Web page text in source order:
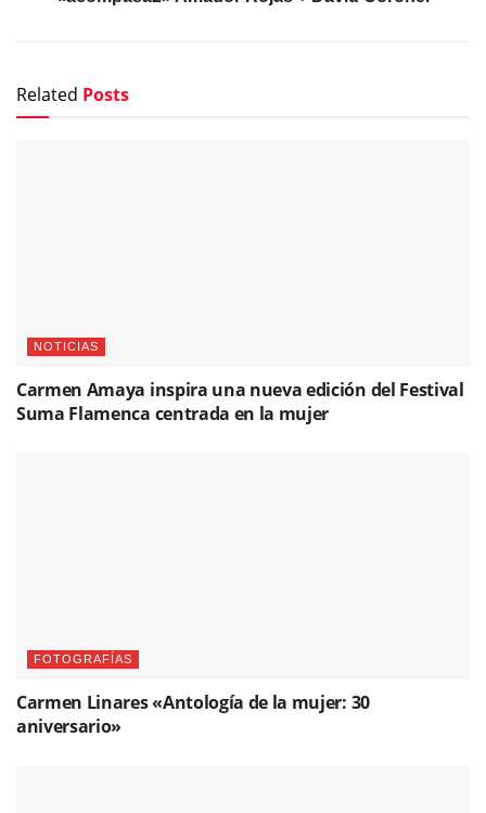
Related Posts
NOTICIAS
Carmen Amaya inspira una nueva edición del Festival
Suma Flamenca centrada en la mujer
FOTOGRAFÍAS
Carmen Linares «Antología de la mujer: 30
aniversario»